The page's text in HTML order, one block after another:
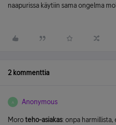
naapurissa käytiin sama ongelma
2 kommenttia
A Anonymous
Moroteho-asiakas: onpa